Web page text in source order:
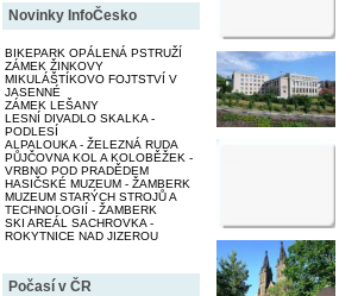
Novinky InfoČesko
BIKEPARK OPÁLENÁ PSTRUŽÍ
ZÁMEK ŽINKOVY
MIKULÁŠTÍKOVO FOJTSTVÍ V
JASENNÉ
ZÁMEK LEŠANY
LESNÍ DIVADLO SKALKA -
PODLESÍ
ALPALOUKA - ŽELEZNÁ RUDA
PŮJČOVNA KOL A KOLOBĚŽEK -
VRBNO POD PRADĚDEM
HASIČSKÉ MUZEUM - ŽAMBERK
MUZEUM STARÝCH STROJŮ A
TECHNOLOGIÍ - ŽAMBERK
SKI AREÁL SACHROVKA -
ROKYTNICE NAD JIZEROU
Počasí v ČR